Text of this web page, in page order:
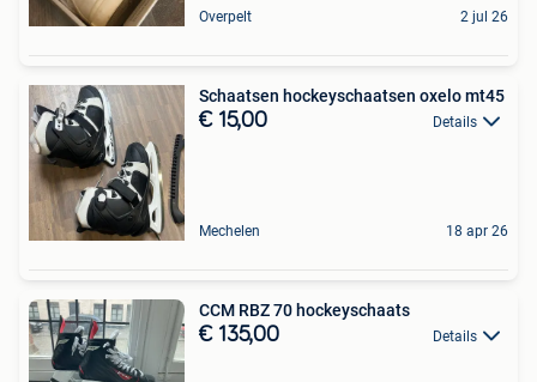
Overpelt 2 jul 26
Schaatsen hockeyschaatsen oxelo mt45
€ 15,00 Details
Mechelen 18 apr 26
CCM RBZ 70 hockeyschaats
€ 135,00 Details